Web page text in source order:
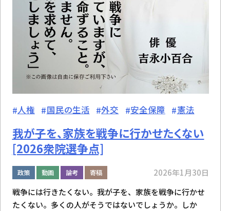
人権 国民の生活 外交 安全保障 憲法
我が子を、家族を戦争に行かせたくない
[2026衆院選争点]
政策 動画 論考 寄稿
2026年1月30日
戦争には行きたくない。我が子を、家族を戦争に行かせ
たくない。多くの人がそうではないでしょうか。しか